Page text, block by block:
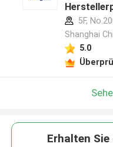
5F,
Shanghai
5.0
Erhalten